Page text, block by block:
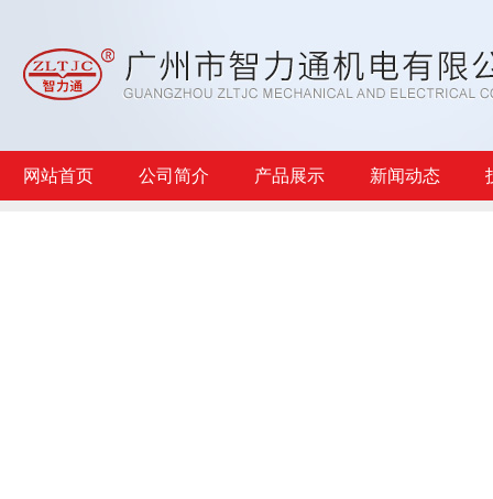
网站首页 公司简介 产品展示 新闻动态